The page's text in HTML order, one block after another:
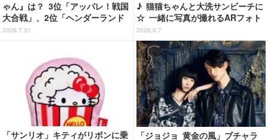
ゃん』は？ 3位「アッパレ！戦国
大合戦」、2位「ヘンダーランド
の大冒険」、1位は…？【『映画
クレヨンしんちゃん 奇々怪々！
2026.7.31
♪ 猫猫ちゃんと大洗サンビーチに
☆ 一緒に写真が撮れるARフォト
スポット企画「猫猫・壬氏と夏巡
り」開催【茨城県】
2026.8.7
「サンリオ」キティがリボンに乗
「ジョジョ 黄金の風」ブチャラ